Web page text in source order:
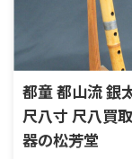
配買取しました。 今
は、中継ぎに銀三線
された一尺八寸管で
約55cm、重量は約
歌口は内径約2.2cm
3.9cm、管尻は内径
外径約6.4cmでした
製管師の銘、流派、
都童 都山流 銀
尺八寸 尺八買
器の松芳堂